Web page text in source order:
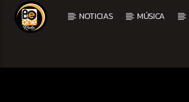
NOTICIAS MÚSICA